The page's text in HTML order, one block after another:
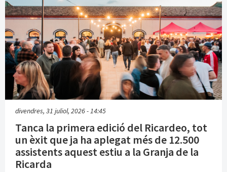
divendres, 31 juliol, 2026 - 14:45
Tanca la primera edició del Ricardeo, tot
un èxit que ja ha aplegat més de 12.500
assistents aquest estiu a la Granja de la
Ricarda